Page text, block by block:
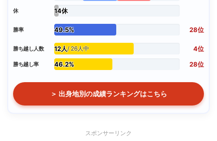
休 14休
勝率 49.5% 28位
勝ち越し人数 12人/ 26人中 4位
勝ち越し率 46.2% 28位
＞ 出身地別の成績ランキングはこちら
スポンサーリンク